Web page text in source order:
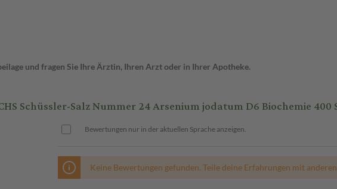
und fragen Sie Ihre Ärztin, Ihren Arzt oder in Ihrer Apotheke.
Schüssler-Salz Nummer 24 Arsenium jodatum D6 Biochemie
Bewertungen nur in der aktuellen Sprache anzeigen.
Keine Bewertungen gefunden. Teile deine Erfahrungen mit